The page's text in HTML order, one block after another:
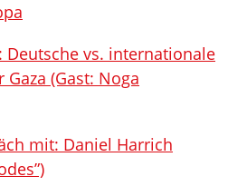
Deutsche vs. internationale
(Gast: Noga
mit: Daniel Harrich